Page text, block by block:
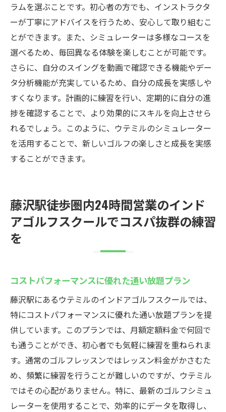
ラムを選ぶことです。初心者の方でも、インストラクタ
ーが丁寧にアドバイスを行うため、安心して取り組むこ
とができます。また、シミュレーターは多様なコースを
選べるため、毎回異なる体験を楽しむことが可能です。
さらに、自分のスイングを動画で確認できる機能やデー
タ分析機能が充実しているため、自分の成長を実感しや
すくなります。計画的に練習を行い、定期的に自分の進
捗を確認することで、より効果的にスキルを向上させら
れるでしょう。このように、ウテミルのシミュレーター
を活用することで、新しいゴルフの楽しさと成長を実感
することができます。
藤沢駅徒歩圏内24時間営業のインド
アゴルフスクールでコスパ抜群の練習
を
コストパフォーマンスに優れた通い放題プラン
藤沢駅にあるウテミルのインドアゴルフスクールでは、
特にコストパフォーマンスに優れた通い放題プランを提
供しています。このプランでは、月額定額料金で何回で
も通うことができ、初心者でも気軽に練習を重ねられま
す。通常のゴルフレッスンではレッスン料金がかさむた
め、頻繁に練習を行うことが難しいのですが、ウテミル
ではその心配がありません。特に、最新のゴルフシミュ
レーターを使用することで、効率的にデータを取得し、